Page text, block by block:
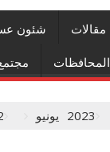
مقالات شئون
المحافظات
2023 يونيو